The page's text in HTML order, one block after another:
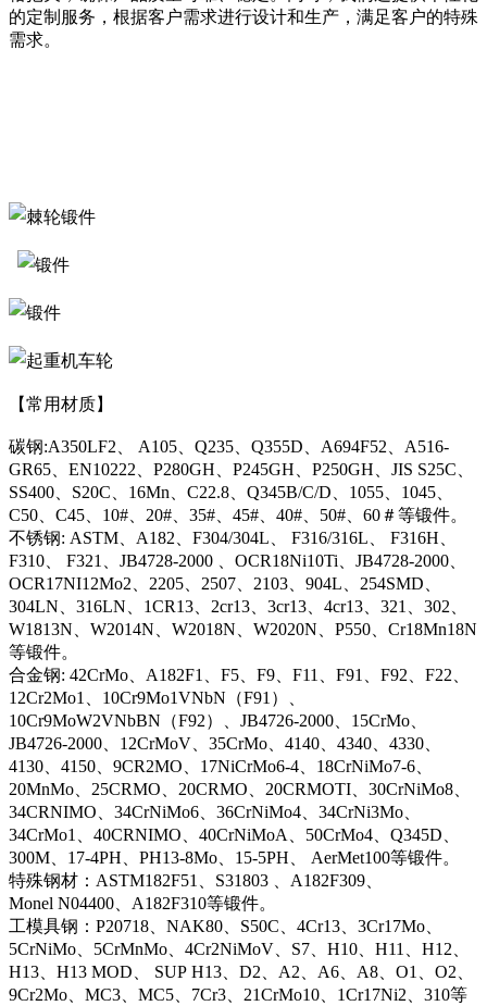
的定制服务，根据客户需求进行设计和生产，满足客户的特殊
需求。
【常用材质】
碳钢:A350LF2、 A105、Q235、Q355D、A694F52、A516-
GR65、EN10222、P280GH、P245GH、P250GH、JIS S25C、
SS400、S20C、16Mn、C22.8、Q345B/C/D、1055、1045、
C50、C45、10#、20#、35#、45#、40#、50#、60＃等锻件。
不锈钢: ASTM、A182、F304/304L、 F316/316L、 F316H、
F310、 F321、JB4728-2000 、OCR18Ni10Ti、JB4728-2000、
OCR17NI12Mo2、2205、2507、2103、904L、254SMD、
304LN、316LN、1CR13、2cr13、3cr13、4cr13、321、302、
W1813N、W2014N、W2018N、W2020N、P550、Cr18Mn18N
等锻件。
合金钢: 42CrMo、A182F1、F5、F9、F11、F91、F92、F22、
12Cr2Mo1、10Cr9Mo1VNbN（F91）、
10Cr9MoW2VNbBN（F92）、JB4726-2000、15CrMo、
JB4726-2000、12CrMoV、35CrMo、4140、4340、4330、
4130、4150、9CR2MO、17NiCrMo6-4、18CrNiMo7-6、
20MnMo、25CRMO、20CRMO、20CRMOTI、30CrNiMo8、
34CRNIMO、34CrNiMo6、36CrNiMo4、34CrNi3Mo、
34CrMo1、40CRNIMO、40CrNiMoA、50CrMo4、Q345D、
300M、17-4PH、PH13-8Mo、15-5PH、 AerMet100等锻件。
特殊钢材：ASTM182F51、S31803 、A182F309、
Monel N04400、A182F310等锻件。
工模具钢：P20718、NAK80、S50C、4Cr13、3Cr17Mo、
5CrNiMo、5CrMnMo、4Cr2NiMoV、S7、H10、H11、H12、
H13、H13 MOD、 SUP H13、D2、A2、A6、A8、O1、O2、
9Cr2Mo、MC3、MC5、7Cr3、21CrMo10、1Cr17Ni2、310等